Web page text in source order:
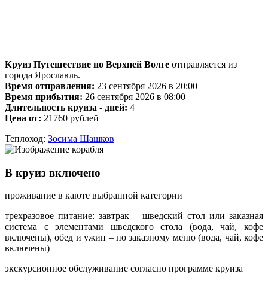
Круиз Путешествие по Верхней Волге отправляется из
города Ярославль.
Время отправления: 23 сентября 2026 в 20:00
Время прибытия: 26 сентября 2026 в 08:00
Длительность круиза - дней: 4
Цена от: 21760 рублей
Теплоход: Зосима Шашков
В круиз включено
проживание в каюте выбранной категории
трехразовое питание: завтрак – шведский стол или заказная
система с элементами шведского стола (вода, чай, кофе
включены), обед и ужин – по заказному меню (вода, чай, кофе
включены)
экскурсионное обслуживание согласно программе круиза